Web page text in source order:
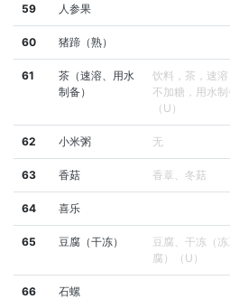
59 人参果
60 猪蹄（熟）
61
茶（速溶、用水
制备）
饮料，茶，速溶
不加糖，用水制
（U）
62 小米粥 无
63 香菇 香蔁、冬菇
64 喜乐
65 豆腐（干冻）
豆腐、干冻（冻
腐）（U）
66 石螺